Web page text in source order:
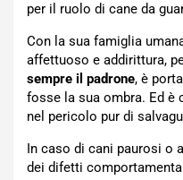
per il ruolo di cane da
Con la sua famiglia
affettuoso e addirittura,
sempre il padrone, è
fosse la sua ombra. Ed è
nel pericolo pur di
In caso di cani paurosi o
dei difetti